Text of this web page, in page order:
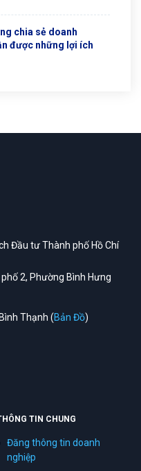
chia sẻ doanh
được những lợi ích
Đầu tư Thành phố Hồ Chí
2, Phường Bình Hưng
Thạnh (Bản Đồ)
TIN CHUNG
Đăng thông tin doanh
nghiệp